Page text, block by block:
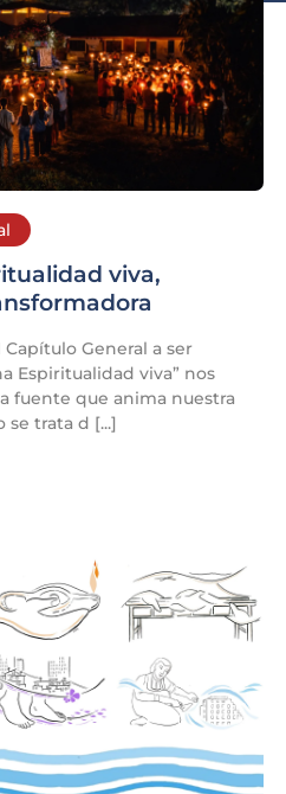
viva,
General a ser
Espiritualidad viva” nos
fuente que anima nuestra
se trata d [...]